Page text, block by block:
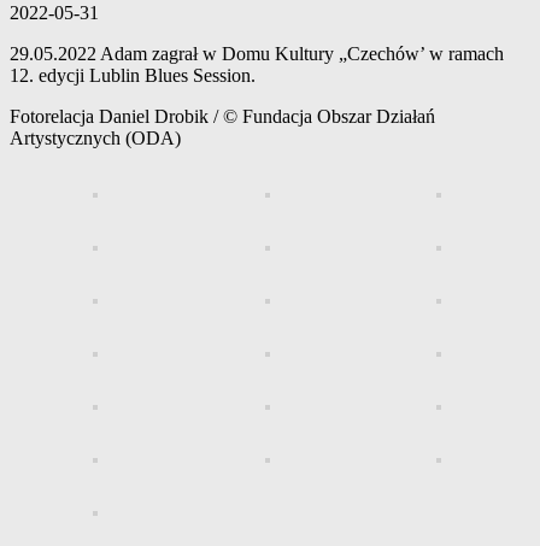
2022-05-31
29.05.2022 Adam zagrał w Domu Kultury „Czechów’ w ramach
12. edycji Lublin Blues Session.
Fotorelacja Daniel Drobik / © Fundacja Obszar Działań
Artystycznych (ODA)